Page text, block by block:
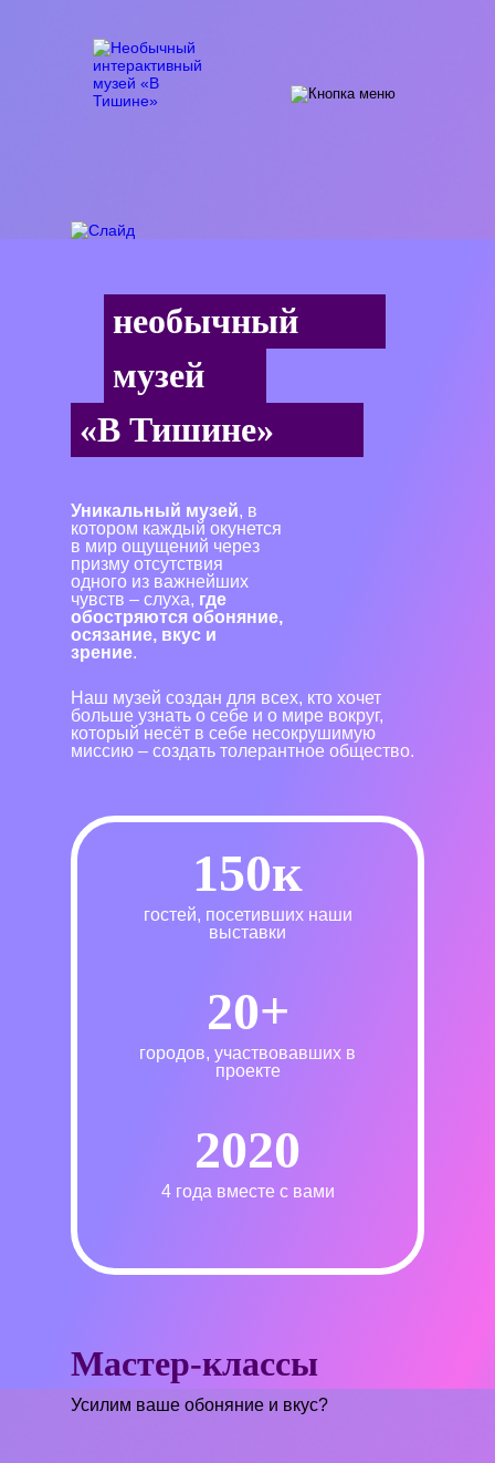
необычный
музей
«В Тишине»
Уникальный музей, в
котором каждый окунется
в мир ощущений через
призму отсутствия
одного из важнейших
чувств – слуха, где
обостряются обоняние,
осязание, вкус и
зрение.
Наш музей создан для всех, кто хочет
больше узнать о себе и о мире вокруг,
который несёт в себе несокрушимую
миссию – создать толерантное общество.
150к
гостей, посетивших наши
выставки
20+
городов, участвовавших в
проекте
2020
4 года вместе с вами
Мастер-классы
Усилим ваше обоняние и вкус?